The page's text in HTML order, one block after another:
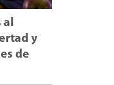
y
de